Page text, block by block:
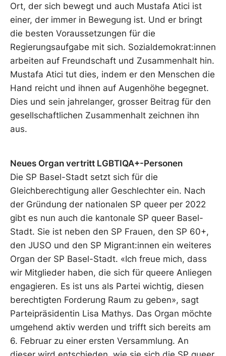
Ort, der sich bewegt und auch Mustafa Atici ist
einer, der immer in Bewegung ist. Und er bringt
die besten Voraussetzungen für die
Regierungsaufgabe mit sich. Sozialdemokrat:innen
arbeiten auf Freundschaft und Zusammenhalt hin.
Mustafa Atici tut dies, indem er den Menschen die
Hand reicht und ihnen auf Augenhöhe begegnet.
Dies und sein jahrelanger, grosser Beitrag für den
gesellschaftlichen Zusammenhalt zeichnen ihn
aus.
Neues Organ vertritt LGBTIQA+-Personen
Die SP Basel-Stadt setzt sich für die
Gleichberechtigung aller Geschlechter ein. Nach
der Gründung der nationalen SP queer per 2022
gibt es nun auch die kantonale SP queer Basel-
Stadt. Sie ist neben den SP Frauen, den SP 60+,
den JUSO und den SP Migrant:innen ein weiteres
Organ der SP Basel-Stadt. «Ich freue mich, dass
wir Mitglieder haben, die sich für queere Anliegen
engagieren. Es ist uns als Partei wichtig, diesen
berechtigten Forderung Raum zu geben», sagt
Parteipräsidentin Lisa Mathys. Das Organ möchte
umgehend aktiv werden und trifft sich bereits am
6. Februar zu einer ersten Versammlung. An